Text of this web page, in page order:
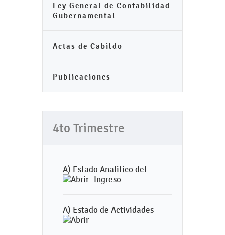
Ley General de Contabilidad
Gubernamental
Actas de Cabildo
Publicaciones
4to Trimestre
A) Estado Analitico del
Ingreso
A) Estado de Actividades